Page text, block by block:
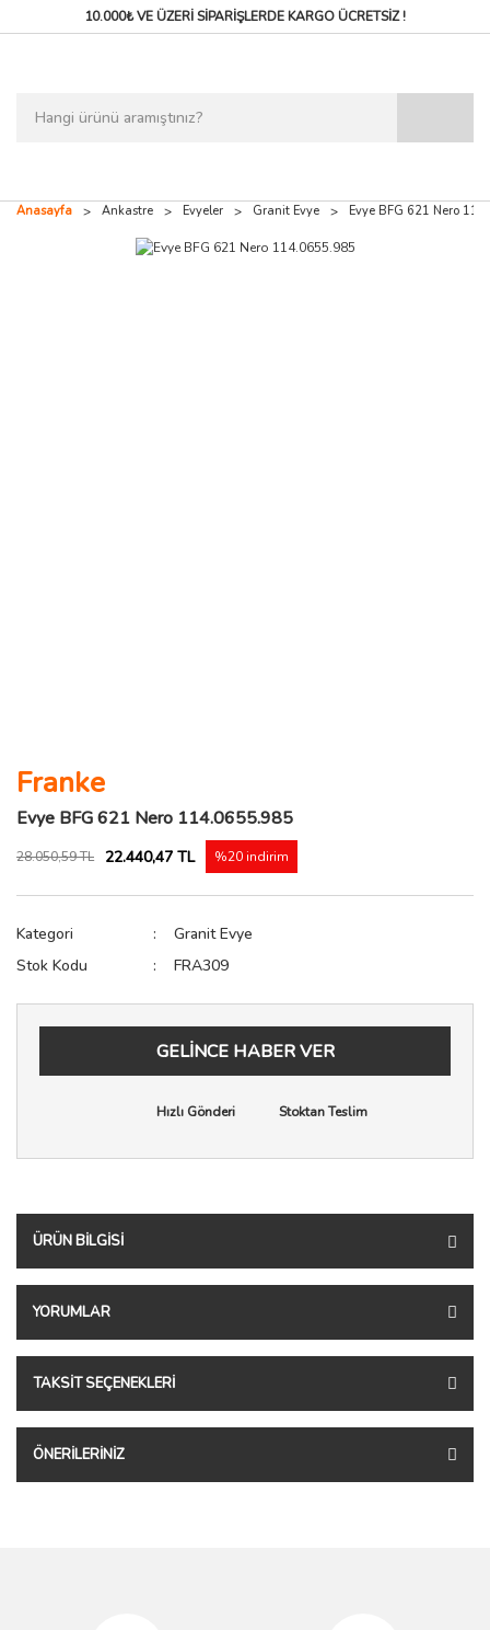
10.000₺ VE ÜZERİ SİPARİŞLERDEKARGO ÜCRETSİZ !
Anasayfa Ankastre Evyeler Granit Evye Evye BFG 621 Nero
Franke
Evye BFG 621 Nero 114.0655.985
28.050,59 TL 22.440,47 TL %20 indirim
Kategori
Granit Evye
Stok Kodu
FRA309
GELİNCE HABER VER
Hızlı Gönderi Stoktan Teslim
ÜRÜN BILGISI
YORUMLAR
TAKSIT SEÇENEKLERI
ÖNERILERINIZ